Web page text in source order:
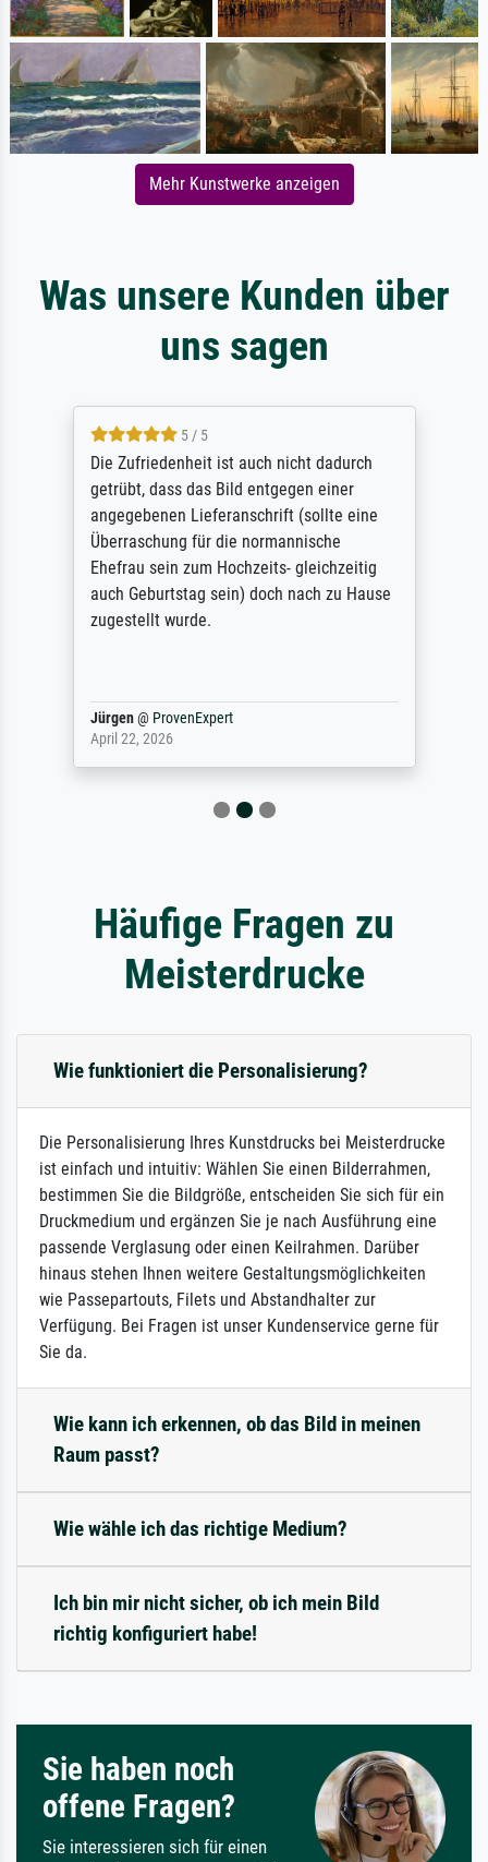
Mehr Kunstwerke anzeigen
Was unsere Kunden über
uns sagen
5 / 5
Die Zufriedenheit ist auch nicht dadurch
getrübt, dass das Bild entgegen einer
angegebenen Lieferanschrift (sollte eine
Überraschung für die normannische
Ehefrau sein zum Hochzeits- gleichzeitig
auch Geburtstag sein) doch nach zu Hause
zugestellt wurde.
Jürgen@ ProvenExpert
April 22, 2026
Häufige Fragen zu
Meisterdrucke
Wie funktioniert die Personalisierung?
Die Personalisierung Ihres Kunstdrucks bei Meisterdrucke
ist einfach und intuitiv: Wählen Sie einen Bilderrahmen,
bestimmen Sie die Bildgröße, entscheiden Sie sich für ein
Druckmedium und ergänzen Sie je nach Ausführung eine
passende Verglasung oder einen Keilrahmen. Darüber
hinaus stehen Ihnen weitere Gestaltungsmöglichkeiten
wie Passepartouts, Filets und Abstandhalter zur
Verfügung. Bei Fragen ist unser Kundenservice gerne für
Sie da.
Wie kann ich erkennen, ob das Bild in meinen
Raum passt?
Wie wähle ich das richtige Medium?
Ich bin mir nicht sicher, ob ich mein Bild
richtig konfiguriert habe!
Sie haben noch
offene Fragen?
Sie interessieren sich für einen